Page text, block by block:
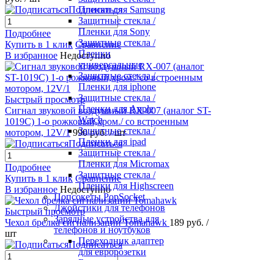
Пленки для Samsung
Защитные стекла /
Пленки для Sony
Защитные стекла /
Пленки
универсальные
Защитные стекла /
Пленки для iphone
Защитные стекла /
Пленки для Apple
Watch
Защитные стекла /
Пленки для ipad
Защитные стекла /
Пленки для Micromax
Защитные стекла /
Пленки для Highscreen
Попсокеты PopSocket
Джойстики для телефонов
Зарядные устройства для
телефонов и ноутбуков
Переходник адаптер
для евророзетки
Подписаться
Подробнее
Купить в 1 клик Сравнение
В избранное Недоступно
Быстрый просмотр
Сигнал звуковой воздушный RX-007 (аналог ST-
1019C) 1-о рожковый,хром./ со встроенным
мотором, 12V/1 990 руб./ шт
Подписаться
Подробнее
Купить в 1 клик Сравнение
В избранное Недоступно
Быстрый просмотр
Чехол брелка сигнализации Tomahawk 189 руб. /
шт
Подписаться